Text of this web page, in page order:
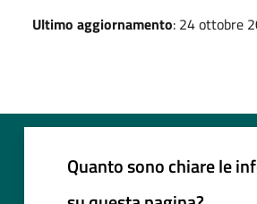
Ultimo aggiornamento: 24 ottobre
Quanto sono chiare le